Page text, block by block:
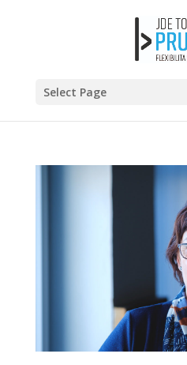
Select Page